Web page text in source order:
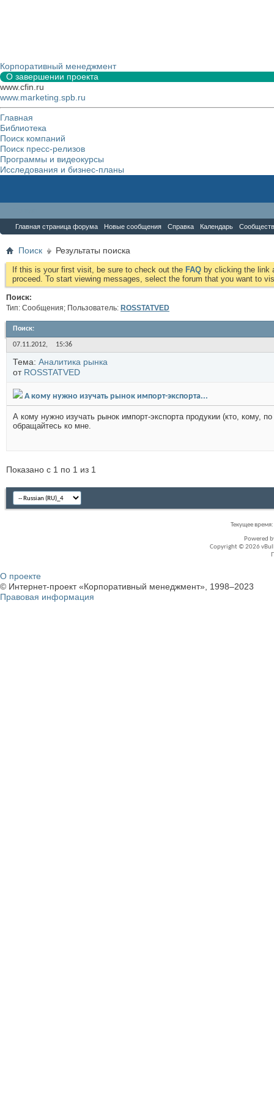
Корпоративный менеджмент
О завершении проекта
www.cfin.ru
www.marketing.spb.ru
Главная
Библиотека
Поиск компаний
Поиск пресс-релизов
Программы и видеокурсы
Исследования и бизнес-планы
Главная страница форума Новые сообщения Справка Календарь
Поиск Результаты поиска
If this is your first visit, be sure to check out the FAQ by clicking the link
proceed. To start viewing messages, select the forum that you want to
Поиск:
Тип: Сообщения; Пользователь: ROSSTATVED
Поиск:
07.11.2012, 15:36
Тема: Аналитика рынка
от ROSSTATVED
А кому нужно изучать рынок импорт-экспорта...
А кому нужно изучать рынок импорт-экспорта продукии (кто, кому,
обращайтесь ко мне.
Показано с 1 по 1 из 1
Текущее время:
Powered
Copyright © 2026
О проекте
© Интернет-проект «Корпоративный менеджмент», 1998–2023
Правовая информация